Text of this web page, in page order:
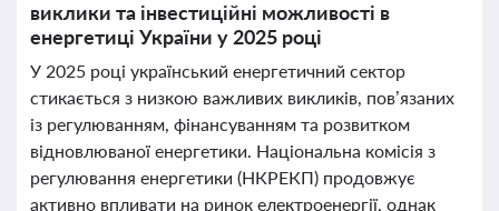
виклики та інвестиційні можливості в
енергетиці України у 2025 році
У 2025 році український енергетичний сектор
стикається з низкою важливих викликів, пов’язаних
із регулюванням, фінансуванням та розвитком
відновлюваної енергетики. Національна комісія з
регулювання енергетики (НКРЕКП) продовжує
активно впливати на ринок електроенергії, однак